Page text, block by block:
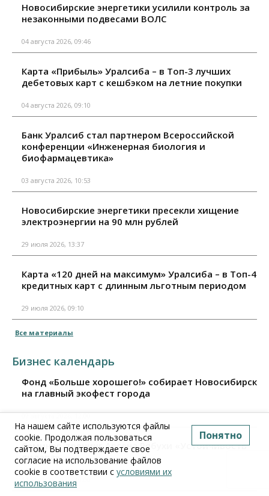
Новосибирские энергетики усилили контроль за
незаконными подвесами ВОЛС
04 августа 2026, 09:46
Карта «Прибыль» Уралсиба – в Топ-3 лучших
дебетовых карт с кешбэком на летние покупки
04 августа 2026, 09:10
Банк Уралсиб стал партнером Всероссийской
конференции «Инженерная биология и
биофармацевтика»
03 августа 2026, 10:53
Новосибирские энергетики пресекли хищение
электроэнергии на 90 млн рублей
29 июля 2026, 13:37
Карта «120 дней на максимум» Уралсиба – в Топ-4
кредитных карт с длинным льготным периодом
29 июля 2026, 09:10
Все материалы
Бизнес календарь
Фонд «Больше хорошего!» собирает Новосибирск
на главный экофест города
09 августа 2026, 12:00
Семинар-тренинг Арсена Рябухи «Устойчивость
лидера»
11 августа 2026, 10:00
На нашем сайте используются файлы
cookie. Продолжая пользоваться
сайтом, Вы подтверждаете свое
согласие на использование файлов
cookie в соответствии с условиями их
использования
Понятно